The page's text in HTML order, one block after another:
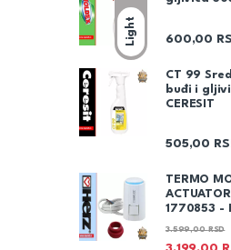
Light 600,00
CT 99
buđi i
CERESIT
505,00
TERMO
1770853 -
3.599,00RSD